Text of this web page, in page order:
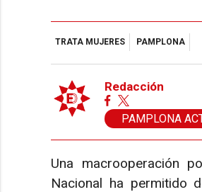
TRATA MUJERES PAMPLONA
Redacción
PAMPLONA
Una macrooperación
Nacional ha permitido